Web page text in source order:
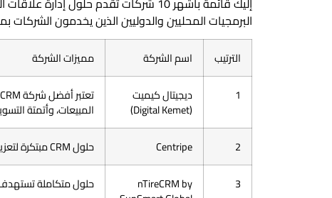
البرمجيات المحليين والدوليين الذين يخدمون
الترتيب اسم الشركة
مميزات الشركة
1
ديجيتال كيميت
(Digital Kemet)
المبيعات، وأتمتة
2
Centripe
حلول CRM مبتكرة لتعزيز تجربة العملاء وتحسين أداء المبيعات.
3
nTireCRM by حلول متكاملة تستهدف